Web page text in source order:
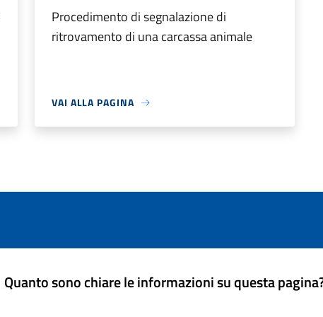
Procedimento di segnalazione di
ritrovamento di una carcassa animale
VAI ALLA PAGINA
Quanto sono chiare le informazioni su questa